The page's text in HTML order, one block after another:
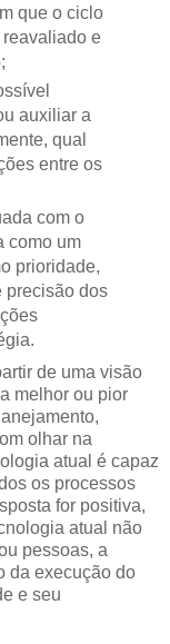
que o ciclo
e
auxiliar a
qual
entre os
com o
como um
prioridade,
precisão dos
de uma visão
melhor ou pior
olhar na
atual é capaz
os processos
for positiva,
atual não
pessoas, a
da execução do
e seu